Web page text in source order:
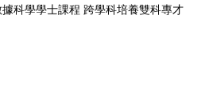
科學學士課程 跨學科培養雙科專才